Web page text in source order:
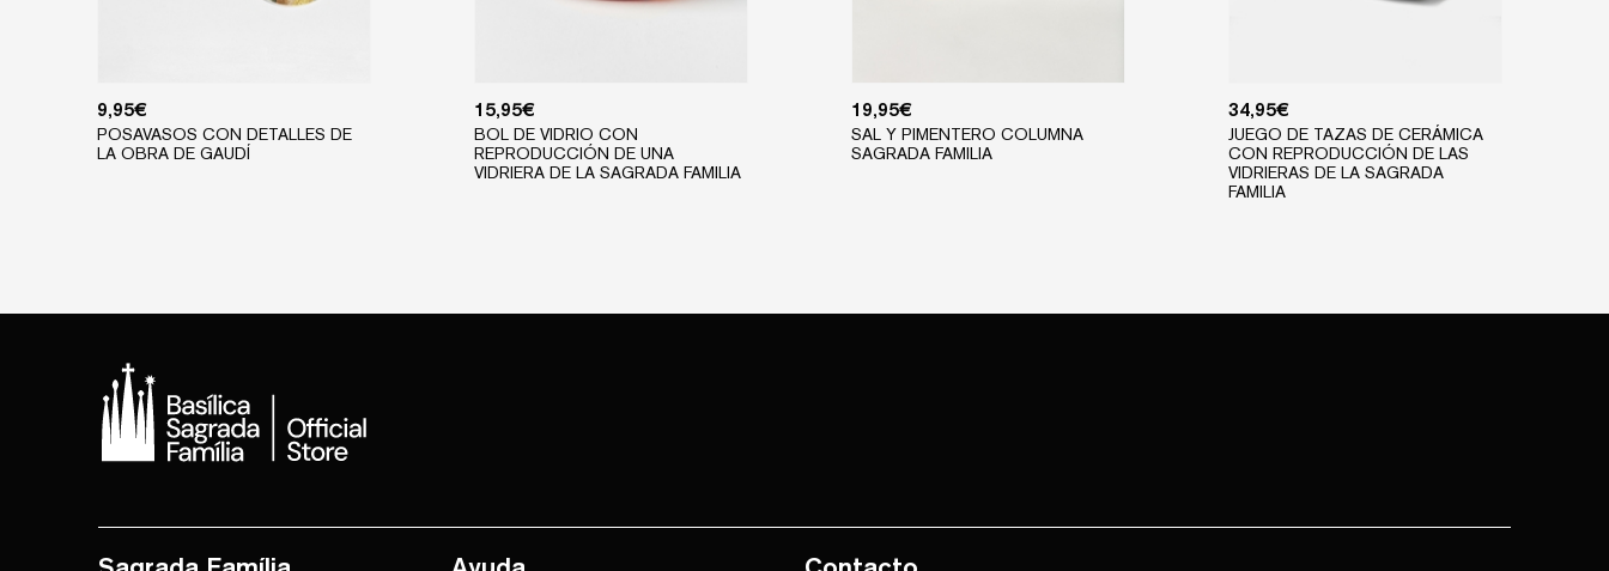
9,95€
POSAVASOS CON DETALLES DE
LA OBRA DE GAUDÍ
15,95€
BOL DE VIDRIO CON
REPRODUCCIÓN DE UNA
VIDRIERA DE LA SAGRADA FAMILIA
19,95€
SAL Y PIMENTERO COLUMNA
SAGRADA FAMILIA
34,95€
JUEGO DE TAZAS DE CERÁMICA
CON REPRODUCCIÓN DE LAS
VIDRIERAS DE LA SAGRADA
FAMILIA